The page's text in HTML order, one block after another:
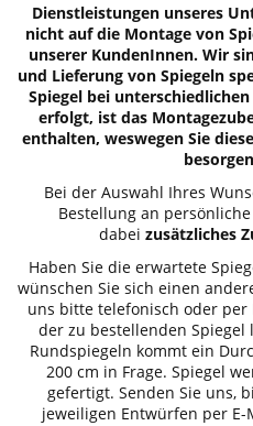
Dienstleistungen unseres
nicht auf die Montage von
unserer KundenInnen. Wir
und Lieferung von Spiegeln
Spiegel bei
erfolgt, ist das
enthalten, weswegen Sie
Bei der Auswahl Ihres
Bestellung an
dabei zusätzliches
Haben Sie die erwartete
wünschen Sie sich einen
uns bitte telefonisch oder
der zu bestellenden Spiegel
Rundspiegeln kommt ein
200 cm in Frage. Spiegel
gefertigt. Senden Sie uns,
jeweiligen Entwürfen per E-